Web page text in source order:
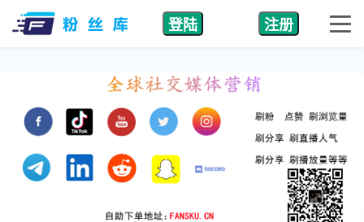
登陆 注册